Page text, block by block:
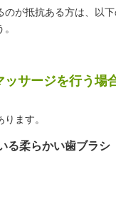
のが抵抗ある方は、以
サージを行う場
ます。
柔らかい歯ブラシ